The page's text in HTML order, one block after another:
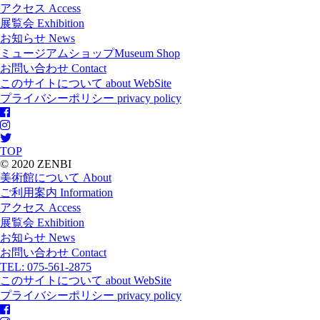
アクセス Access
展覧会 Exhibition
お知らせ News
ミュージアムショップMuseum Shop
お問い合わせ Contact
このサイトについて about WebSite
プライバシーポリシー privacy policy
TOP
© 2020 ZENBI
美術館について About
ご利用案内 Information
アクセス Access
展覧会 Exhibition
お知らせ News
お問い合わせ Contact
TEL: 075-561-2875
このサイトについて about WebSite
プライバシーポリシー privacy policy